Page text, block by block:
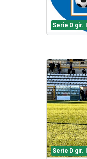
Serie D gir. I
Serie D gir. I